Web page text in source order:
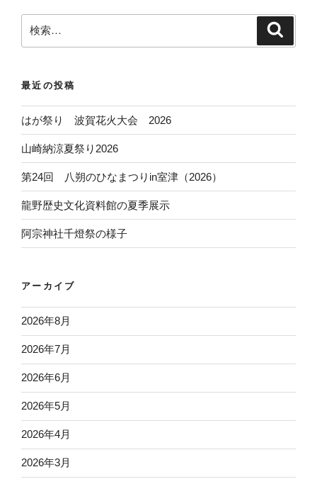
最近の投稿
はが祭り 波賀花火大会 2026
山崎納涼夏祭り2026
第24回 八朔のひなまつりin室津（2026）
龍野歴史文化資料館の夏季展示
阿宗神社千燈祭の様子
アーカイブ
2026年8月
2026年7月
2026年6月
2026年5月
2026年4月
2026年3月